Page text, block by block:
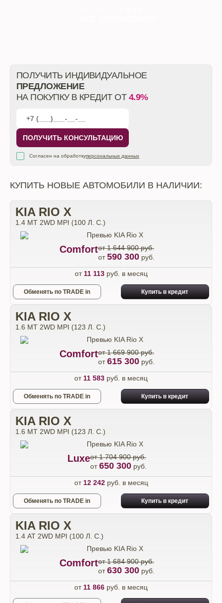
ПОЛУЧИТЬ ИНДИВИДУАЛЬНОЕ
ПРЕДЛОЖЕНИЕ
НА ПОКУПКУ В КРЕДИТ ОТ 4.9%
ПОЛУЧИТЬ КОНСУЛЬТАЦИЮ
Согласен на обработкуперсональных данных
КУПИТЬ НОВЫЕ АВТОМОБИЛИ В НАЛИЧИИ:
KIA RIO X
1.4 МТ 2WD MPI (100 Л. C.)
Comfortот 1 644 900 руб.
от590 300 руб.
от 11 113руб. в месяц
Обменять по TRADE in Купить в кредит
KIA RIO X
1.6 МТ 2WD MPI (123 Л. C.)
Comfortот 1 669 900 руб.
от615 300 руб.
от 11 583 руб. в месяц
Обменять по TRADE in Купить в кредит
KIA RIO X
1.6 МТ 2WD MPI (123 Л. C.)
Luxeот 1 704 900 руб.
от650 300 руб.
от 12 242руб. в месяц
Обменять по TRADE in Купить в кредит
KIA RIO X
1.4 АТ 2WD MPI (100 Л. C.)
Comfortот 1 684 900 руб.
от630 300 руб.
от 11 866 руб. в месяц